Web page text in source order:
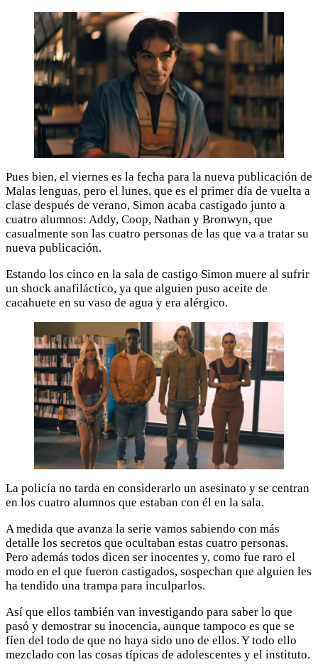
Pues bien, el viernes es la fecha para la nueva publicación de
Malas lenguas, pero el lunes, que es el primer día de vuelta a
clase después de verano, Simon acaba castigado junto a
cuatro alumnos: Addy, Coop, Nathan y Bronwyn, que
casualmente son las cuatro personas de las que va a tratar su
nueva publicación.
Estando los cinco en la sala de castigo Simon muere al sufrir
un shock anafiláctico, ya que alguien puso aceite de
cacahuete en su vaso de agua y era alérgico.
La policía no tarda en considerarlo un asesinato y se centran
en los cuatro alumnos que estaban con él en la sala.
A medida que avanza la serie vamos sabiendo con más
detalle los secretos que ocultaban estas cuatro personas.
Pero además todos dicen ser inocentes y, como fue raro el
modo en el que fueron castigados, sospechan que alguien les
ha tendido una trampa para inculparlos.
Así que ellos también van investigando para saber lo que
pasó y demostrar su inocencia, aunque tampoco es que se
fíen del todo de que no haya sido uno de ellos. Y todo ello
mezclado con las cosas típicas de adolescentes y el instituto.